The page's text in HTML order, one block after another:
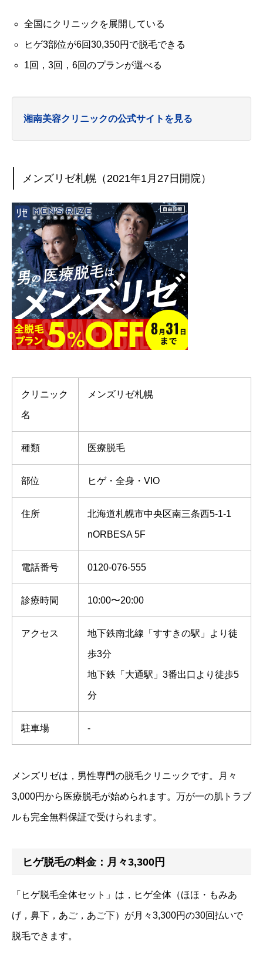
全国にクリニックを展開している
ヒゲ3部位が6回30,350円で脱毛できる
1回，3回，6回のプランが選べる
湘南美容クリニックの公式サイトを見る
メンズリゼ札幌（2021年1月27日開院）
クリニック
名
メンズリゼ札幌
種類 医療脱毛
部位 ヒゲ・全身・VIO
住所 北海道札幌市中央区南三条西5-1-1
nORBESA 5F
電話番号 0120-076-555
診療時間 10:00〜20:00
アクセス 地下鉄南北線「すすきの駅」より徒
歩3分
地下鉄「大通駅」3番出口より徒歩5
分
駐車場 -
メンズリゼは，男性専門の脱毛クリニックです。月々
3,000円から医療脱毛が始められます。万が一の肌トラブ
ルも完全無料保証で受けられます。
ヒゲ脱毛の料金：月々3,300円
「ヒゲ脱毛全体セット」は，ヒゲ全体（ほほ・もみあ
げ，鼻下，あご，あご下）が月々3,300円の30回払いで
脱毛できます。